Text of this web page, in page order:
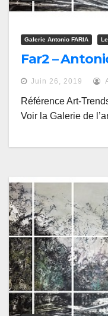
Galerie Antonio FARIA
Far2 –
Juin 26, 2019
Référence Art-
Voir la Galerie de